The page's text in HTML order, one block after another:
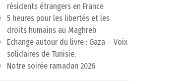
résidents étrangers en France
5 heures pour les libertés et les
droits humains au Maghreb
Echange autour du livre : Gaza – Voix
solidaires de Tunisie,
Notre soirée ramadan 2026